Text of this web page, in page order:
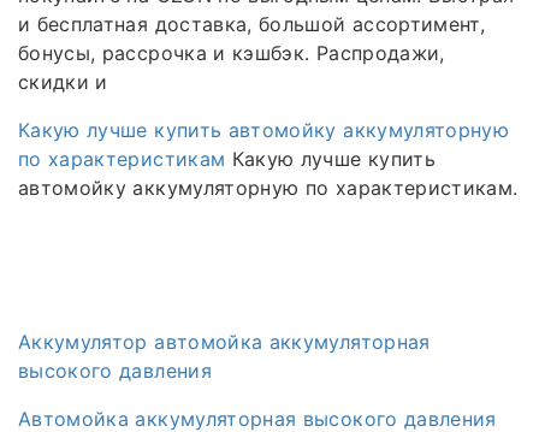
и бесплатная доставка, большой ассортимент,
бонусы, рассрочка и кэшбэк. Распродажи,
скидки и
Какую лучше купить автомойку аккумуляторную
по характеристикам Какую лучше купить
автомойку аккумуляторную по характеристикам.
Аккумулятор автомойка аккумуляторная
высокого давления
Автомойка аккумуляторная высокого давления